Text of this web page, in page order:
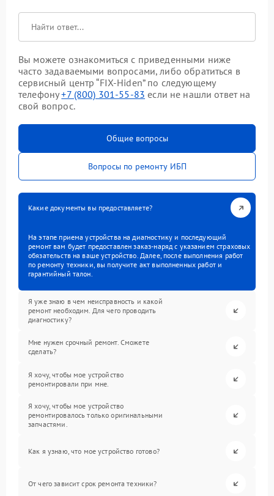
Вы можете ознакомиться с приведенными ниже
часто задаваемыми вопросами, либо обратиться в
сервисный центр “FIX-Hiden” по следующему
телефону+7 (800) 301-55-83 если не нашли ответ на
свой вопрос.
Общие вопросы
Вопросы по ремонту ИБП
Какие документы вы предоставляете?
На этапе приема устройства на диагностику и последующий
ремонт вам будет предоставлен заказ-наряд с указанием страховых
обязательств на ваше устройство. Далее, после выполнения работ
по ремонту техники, вы получите акт выполненных работ и
гарантийный талон.
Я уже знаю в чем неисправность и какой
ремонт необходим. Для чего проводить
диагностику?
Мне нужен срочный ремонт. Сможете
сделать?
Я хочу, чтобы мое устройство
ремонтировали при мне.
Я хочу, чтобы мое устройство
ремонтировалось только оригинальными
запчастями.
Как я узнаю, что мое устройство готово?
От чего зависит срок ремонта техники?